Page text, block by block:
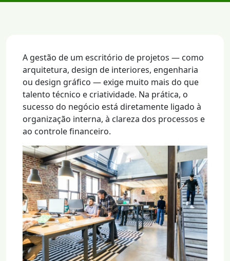
A gestão de um escritório de projetos — como
arquitetura, design de interiores, engenharia
ou design gráfico — exige muito mais do que
talento técnico e criatividade. Na prática, o
sucesso do negócio está diretamente ligado à
organização interna, à clareza dos processos e
ao controle financeiro.